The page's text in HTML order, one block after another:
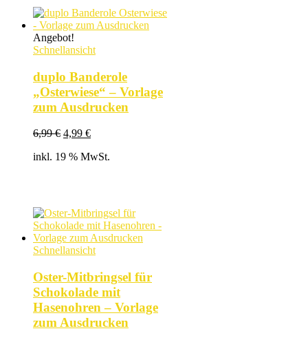
Angebot!
Schnellansicht
duplo Banderole
„Osterwiese“ – Vorlage
zum Ausdrucken
6,99€ Ursprünglicher
war:
4,99 €Aktueller
ist:
inkl. 19 % MwSt.
Schnellansicht
Oster-Mitbringsel für
Schokolade mit
Hasenohren – Vorlage
zum Ausdrucken